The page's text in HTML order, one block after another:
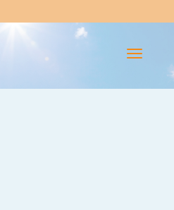
Flip-